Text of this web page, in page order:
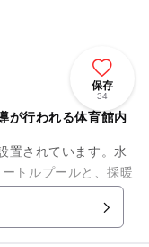
保存
34
が行われる体育館内
置されています。水
トルプールと、採暖
なので、一年中天候